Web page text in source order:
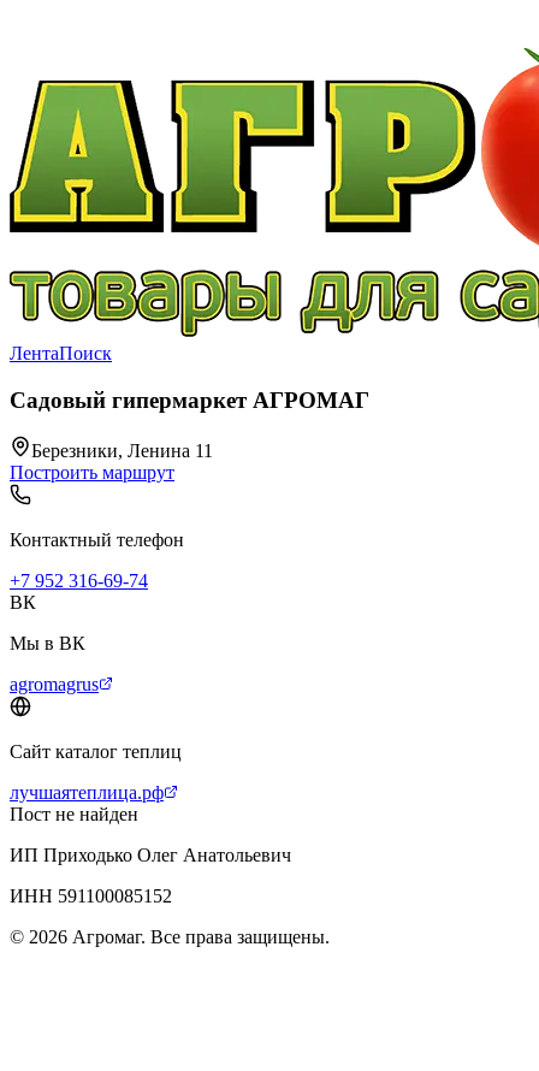
ЛентаПоиск
Садовый гипермаркет АГРОМАГ
Березники, Ленина 11
Построить маршрут
Контактный телефон
+7 952 316-69-74
ВК
Мы в ВК
agromagrus
Сайт каталог теплиц
лучшаятеплица.рф
Пост не найден
ИП Приходько Олег Анатольевич
ИНН 591100085152
© 2026 Агромаг. Все права защищены.